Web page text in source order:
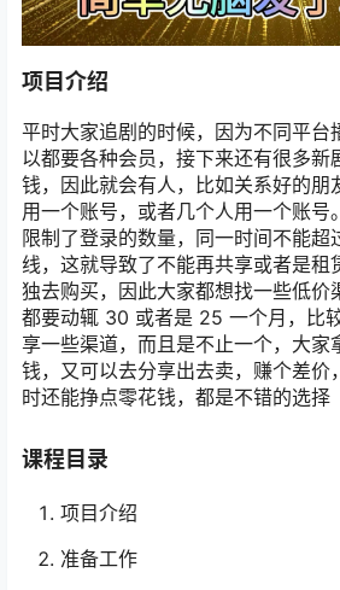
项目介绍
平时大家追剧的时候，因为不同平台
以都要各种会员，接下来还有很多新
钱，因此就会有人，比如关系好的朋
用一个账号，或者几个人用一个账号
限制了登录的数量，同一时间不能超
线，这就导致了不能再共享或者是租
独去购买，因此大家都想找一些低价
都要动辄 30 或者是 25 一个月，比
享一些渠道，而且是不止一个，大家
钱，又可以去分享出去卖，赚个差价
时还能挣点零花钱，都是不错的选择
课程目录
项目介绍
准备工作